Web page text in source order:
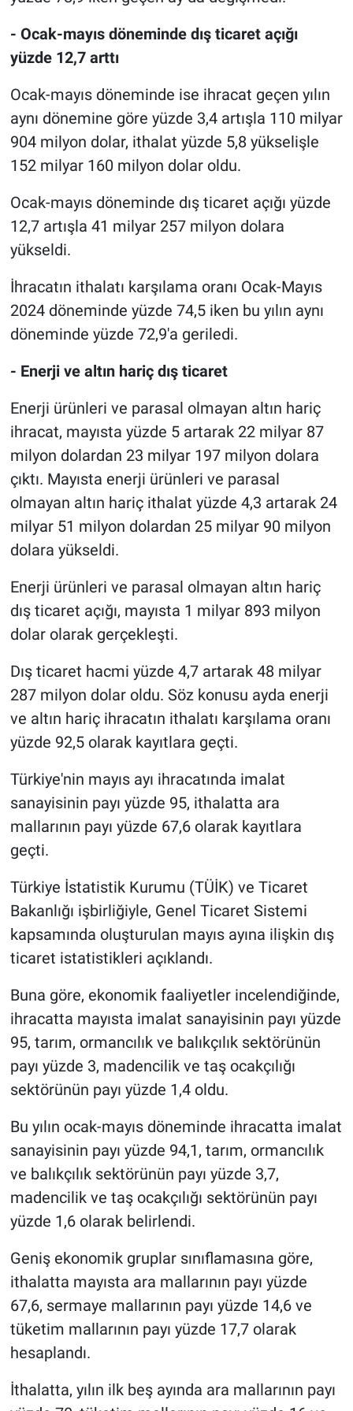
- Ocak-mayıs döneminde dış ticaret açığı
yüzde 12,7 arttı
Ocak-mayıs döneminde ise ihracat geçen yılın
aynı dönemine göre yüzde 3,4 artışla 110 milyar
904 milyon dolar, ithalat yüzde 5,8 yükselişle
152 milyar 160 milyon dolar oldu.
Ocak-mayıs döneminde dış ticaret açığı yüzde
12,7 artışla 41 milyar 257 milyon dolara
yükseldi.
İhracatın ithalatı karşılama oranı Ocak-Mayıs
2024 döneminde yüzde 74,5 iken bu yılın aynı
döneminde yüzde 72,9'a geriledi.
- Enerji ve altın hariç dış ticaret
Enerji ürünleri ve parasal olmayan altın hariç
ihracat, mayısta yüzde 5 artarak 22 milyar 87
milyon dolardan 23 milyar 197 milyon dolara
çıktı. Mayısta enerji ürünleri ve parasal
olmayan altın hariç ithalat yüzde 4,3 artarak 24
milyar 51 milyon dolardan 25 milyar 90 milyon
dolara yükseldi.
Enerji ürünleri ve parasal olmayan altın hariç
dış ticaret açığı, mayısta 1 milyar 893 milyon
dolar olarak gerçekleşti.
Dış ticaret hacmi yüzde 4,7 artarak 48 milyar
287 milyon dolar oldu. Söz konusu ayda enerji
ve altın hariç ihracatın ithalatı karşılama oranı
yüzde 92,5 olarak kayıtlara geçti.
Türkiye'nin mayıs ayı ihracatında imalat
sanayisinin payı yüzde 95, ithalatta ara
mallarının payı yüzde 67,6 olarak kayıtlara
geçti.
Türkiye İstatistik Kurumu (TÜİK) ve Ticaret
Bakanlığı işbirliğiyle, Genel Ticaret Sistemi
kapsamında oluşturulan mayıs ayına ilişkin dış
ticaret istatistikleri açıklandı.
Buna göre, ekonomik faaliyetler incelendiğinde,
ihracatta mayısta imalat sanayisinin payı yüzde
95, tarım, ormancılık ve balıkçılık sektörünün
payı yüzde 3, madencilik ve taş ocakçılığı
sektörünün payı yüzde 1,4 oldu.
Bu yılın ocak-mayıs döneminde ihracatta imalat
sanayisinin payı yüzde 94,1, tarım, ormancılık
ve balıkçılık sektörünün payı yüzde 3,7,
madencilik ve taş ocakçılığı sektörünün payı
yüzde 1,6 olarak belirlendi.
Geniş ekonomik gruplar sınıflamasına göre,
ithalatta mayısta ara mallarının payı yüzde
67,6, sermaye mallarının payı yüzde 14,6 ve
tüketim mallarının payı yüzde 17,7 olarak
hesaplandı.
İthalatta, yılın ilk beş ayında ara mallarının payı